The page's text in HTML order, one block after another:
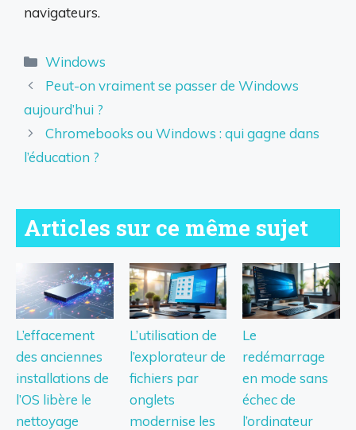
navigateurs.
Catégories
Windows
Peut-on vraiment se passer de Windows
aujourd’hui ?
Chromebooks ou Windows : qui gagne dans
l’éducation ?
Articles sur ce même sujet
L’effacement
des anciennes
installations de
l’OS libère le
nettoyage
L’utilisation de
l’explorateur de
fichiers par
onglets
modernise les
Le
redémarrage
en mode sans
échec de
l’ordinateur